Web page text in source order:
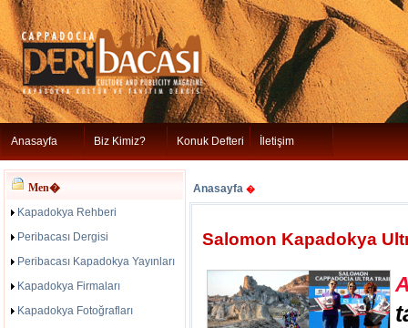
Anasayfa Biz Kimiz? Konuk Defteri İletişim
Men�
Kapadokya Rehberi
Peribacası Dergisi
Peribacası Kapadokya Yayınları
Kapadokya Firmaları
Kapadokya Fotoğrafları
Anasayfa �
Salomon Kapadokya